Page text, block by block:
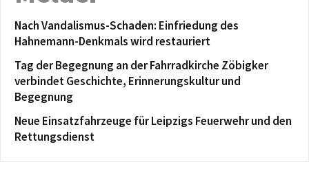
Nach Vandalismus-Schaden: Einfriedung des
Hahnemann-Denkmals wird restauriert
Tag der Begegnung an der Fahrradkirche Zöbigker
verbindet Geschichte, Erinnerungskultur und
Begegnung
Neue Einsatzfahrzeuge für Leipzigs Feuerwehr und den
Rettungsdienst